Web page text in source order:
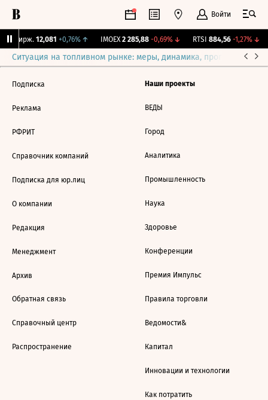
Войти
Бирж. 12,081 +0,76%↑ IMOEX 2 285,88 -0,69%↓ RTSI 884,56 -1,27%↓
Ситуация на топливном рынке: меры, динамика, прогнозы
Подписка
Реклама
РФРИТ
Справочник компаний
Подписка для юр.лиц
О компании
Редакция
Менеджмент
Архив
Обратная связь
Справочный центр
Распространение
Наши проекты
ВЕДЫ
Город
Аналитика
Промышленность
Наука
Здоровье
Конференции
Премия Импульс
Правила торговли
Ведомости&
Капитал
Инновации и технологии
Как потратить